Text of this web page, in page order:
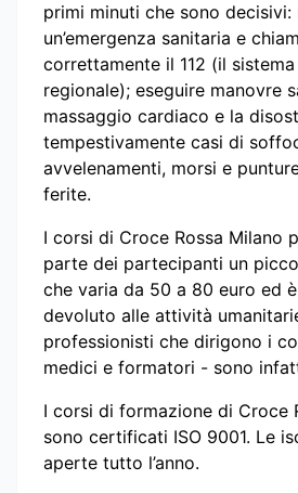
primi minuti che sono decisivi:
un’emergenza sanitaria e
correttamente il 112 (il
regionale); eseguire manovre
massaggio cardiaco e la
tempestivamente casi di
avvelenamenti, morsi e
ferite.
I corsi di Croce Rossa Milano
parte dei partecipanti un
che varia da 50 a 80 euro ed
devoluto alle attività
professionisti che dirigono i
medici e formatori - sono
I corsi di formazione di Croce
sono certificati ISO 9001. Le
aperte tutto l’anno.